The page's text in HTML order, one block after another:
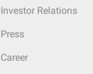
Investor Relations
Press
Career